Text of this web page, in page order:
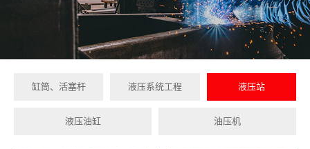
缸筒、活塞杆 液压系统工程 液压站
液压油缸 油压机